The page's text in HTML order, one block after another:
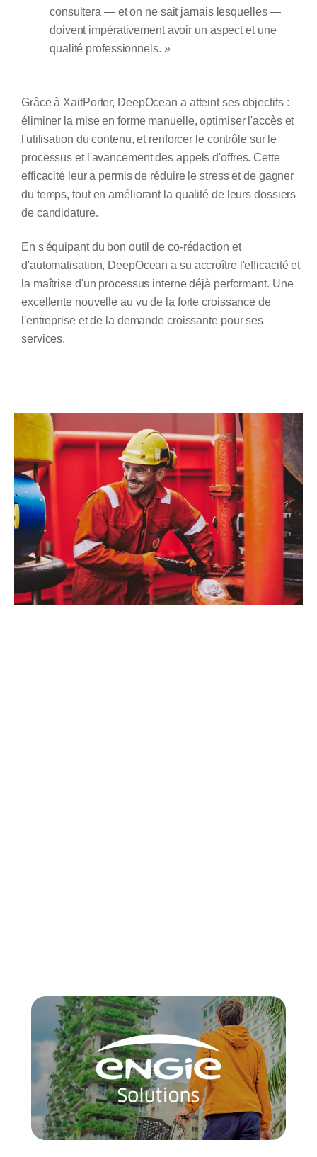
consultera — et on ne sait jamais lesquelles —
doivent impérativement avoir un aspect et une
qualité professionnels. »
Grâce à XaitPorter, DeepOcean a atteint ses objectifs :
éliminer la mise en forme manuelle, optimiser l'accès et
l'utilisation du contenu, et renforcer le contrôle sur le
processus et l'avancement des appels d'offres. Cette
efficacité leur a permis de réduire le stress et de gagner
du temps, tout en améliorant la qualité de leurs dossiers
de candidature.
En s'équipant du bon outil de co-rédaction et
d'automatisation, DeepOcean a su accroître l'efficacité et
la maîtrise d'un processus interne déjà performant. Une
excellente nouvelle au vu de la forte croissance de
l'entreprise et de la demande croissante pour ses
services.